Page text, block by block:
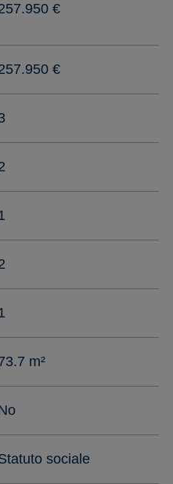
€
€
m²
sociale